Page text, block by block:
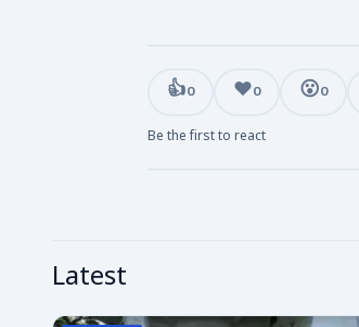
👍0 ❤️0 😮0
Be the first to react
Latest